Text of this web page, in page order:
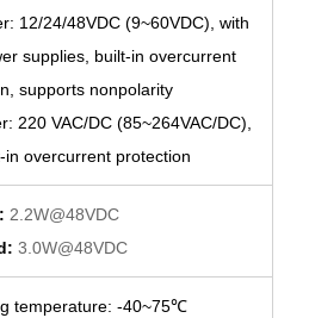
12/24/48VDC (9~60VDC), with
supplies, built-in overcurrent
supports nonpolarity
220 VAC/DC (85~264VAC/DC),
in overcurrent protection
2.2W@48VDC
3.0W@48VDC
temperature: -40~75℃